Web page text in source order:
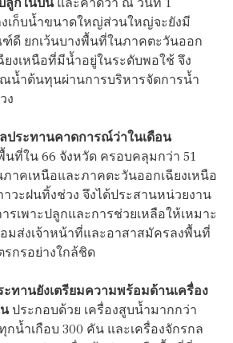
ลูกในปีนี้และคาดว่า ณ วันที่ 1
เก็บน้ำขนาดใหญ่ส่วนใหญ่จะยังมี
ดี ยกเว้นบางพื้นที่ในภาคตะวันออก
งเหนือที่มีน้ำอยู่ในระดับพอใช้ จึง
ณน้ำต้นทุนผ่านการบริหารจัดการน้ำ
ง
ประทานคาดการณ์ว่าในเดือน
นที่ใน 66 จังหวัด ครอบคลุมกว่า 51
ภาคเหนือและภาคตะวันออกเฉียงเหนือ
วะฝนทิ้งช่วง จึงได้ประสานหน่วยงาน
รเพาะปลูกและการช่วยเหลือให้เหมาะ
ส่งเจ้าหน้าที่และอาสาสมัครลงพื้นที่
กรอย่างใกล้ชิด
ทานยังเตรียมความพร้อมด้านเครื่อง
ประกอบด้วย เครื่องสูบน้ำมากกว่า
กน้ำเกือบ 300 คัน และเครื่องจักรกล